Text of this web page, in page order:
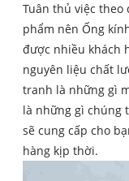
Tuân thủ việc theo
phẩm nên Ống
được nhiều khách
nguyên liệu chất
tranh là những gì
là những gì chúng
sẽ cung cấp cho
hàng kịp thời.